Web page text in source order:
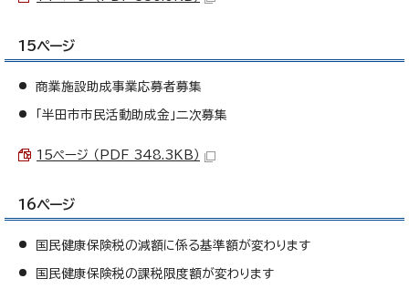
15ページ
商業施設助成事業応募者募集
「半田市市民活動助成金」二次募集
15ページ （PDF 348.3KB）
16ページ
国民健康保険税の減額に係る基準額が変わります
国民健康保険税の課税限度額が変わります